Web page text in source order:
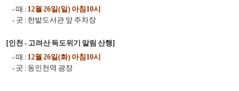
- 때 : 12월 26일(일) 아침10시
- 곳 : 한밭도서관 앞 주차장
[인천 - 고려산 독도위기 알림 산행]
- 때 : 12월 26일(화) 아침10시
- 곳 : 동인천역 광장